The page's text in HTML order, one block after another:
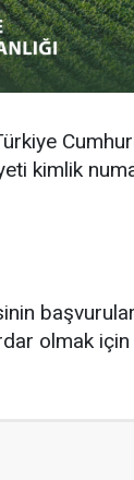
kimlik
olmak